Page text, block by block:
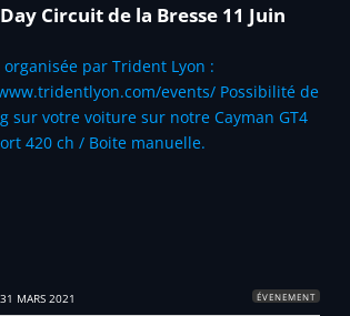
Circuit de la Bresse 11 Juin
organisée par Trident Lyon :
events/ Possibilité de
sur votre voiture sur notre Cayman GT4
420 ch / Boite manuelle.
MARS 2021 ÉVENEMENT